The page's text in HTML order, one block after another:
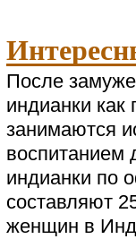
После
индианки как
занимаются
воспитанием
индианки по
составляют
женщин в